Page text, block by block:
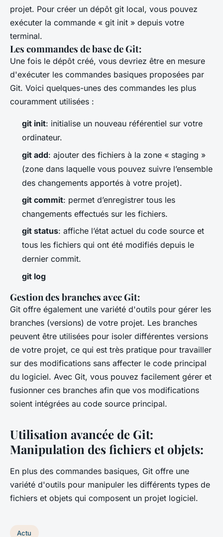
projet. Pour créer un dépôt git local, vous pouvez
exécuter la commande « git init » depuis votre
terminal.
Les commandes de base de Git:
Une fois le dépôt créé, vous devriez être en mesure
d'exécuter les commandes basiques proposées par
Git. Voici quelques-unes des commandes les plus
couramment utilisées :
git init: initialise un nouveau référentiel sur votre
ordinateur.
git add: ajouter des fichiers à la zone « staging »
(zone dans laquelle vous pouvez suivre l’ensemble
des changements apportés à votre projet).
git commit: permet d’enregistrer tous les
changements effectués sur les fichiers.
git status: affiche l’état actuel du code source et
tous les fichiers qui ont été modifiés depuis le
dernier commit.
git log
Gestion des branches avec Git:
Git offre également une variété d'outils pour gérer les
branches (versions) de votre projet. Les branches
peuvent être utilisées pour isoler différentes versions
de votre projet, ce qui est très pratique pour travailler
sur des modifications sans affecter le code principal
du logiciel. Avec Git, vous pouvez facilement gérer et
fusionner ces branches afin que vos modifications
soient intégrées au code source principal.
Utilisation avancée de Git:
Manipulation des fichiers et objets:
En plus des commandes basiques, Git offre une
variété d'outils pour manipuler les différents types de
fichiers et objets qui composent un projet logiciel.
Actu